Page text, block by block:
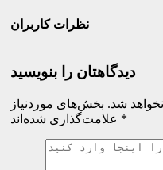
نظرات کاربران
دیدگاهتان را بنویسید
شد. بخش‌های موردنیاز
*